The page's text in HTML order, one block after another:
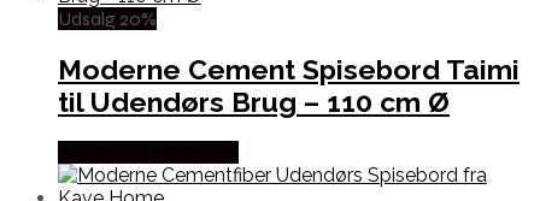
Udsalg 20%
Moderne Cement Spisebord Taimi
til Udendørs Brug – 110 cm Ø